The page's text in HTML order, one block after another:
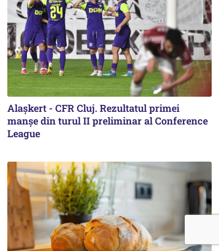
Alaşkert - CFR Cluj. Rezultatul primei
manșe din turul II preliminar al Conference
League